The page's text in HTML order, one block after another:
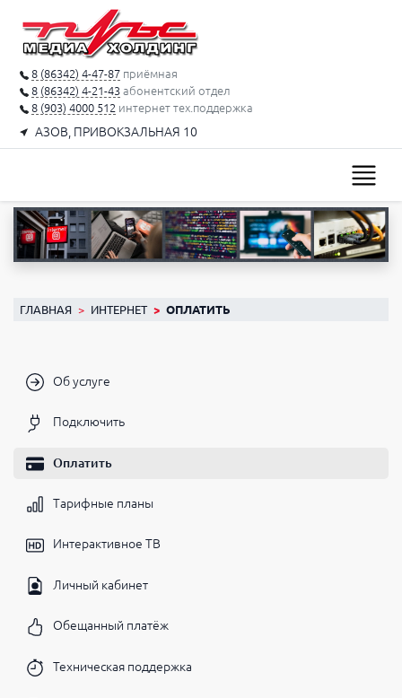
8 (86342) 4-47-87 приёмная
8 (86342) 4-21-43 абонентский отдел
8 (903) 4000 512 интернет тех.поддержка
АЗОВ, ПРИВОКЗАЛЬНАЯ 10
ГЛАВНАЯ ИНТЕРНЕТ ОПЛАТИТЬ
Об услуге
Подключить
Оплатить
Тарифные планы
Интерактивное ТВ
Личный кабинет
Обещанный платёж
Техническая поддержка